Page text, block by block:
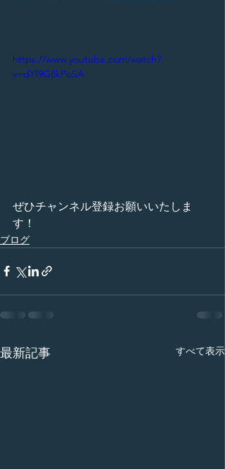
https://www.youtube.com/watch?
v=dYI9G8kPoSA
ぜひチャンネル登録お願いいたしま
す！
ブログ
最新記事 すべて表示